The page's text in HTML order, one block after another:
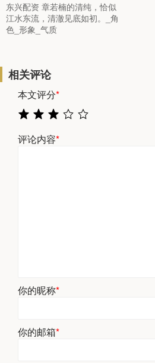
东兴配资 章若楠的清纯，恰似
江水东流，清澈见底如初。_角
色_形象_气质
相关评论
本文评分*
评论内容*
你的昵称*
你的邮箱*